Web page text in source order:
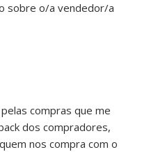
sobre o/a vendedor/a
compras que me
dos compradores,
nos compra com o